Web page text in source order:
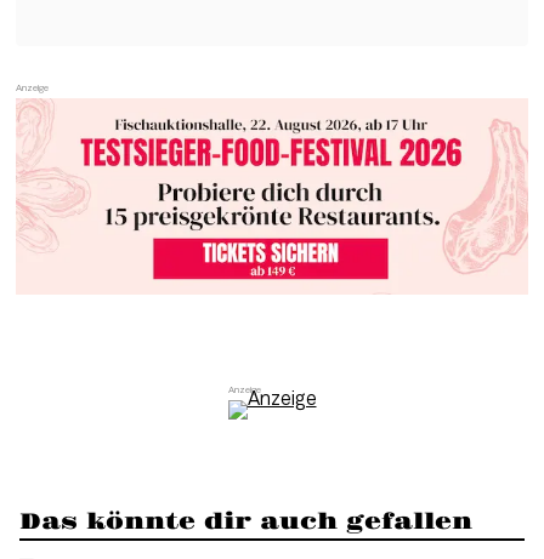
Das könnte dir auch gefallen